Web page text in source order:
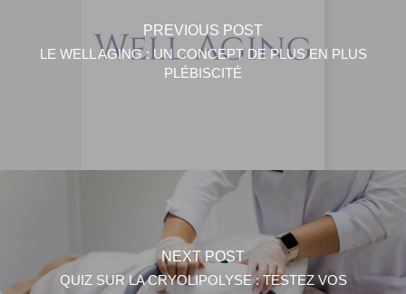
PREVIOUS POST
LE WELL AGING : UN CONCEPT DE PLUS EN PLUS
PLÉBISCITÉ
NEXT POST
QUIZ SUR LA CRYOLIPOLYSE : TESTEZ VOS